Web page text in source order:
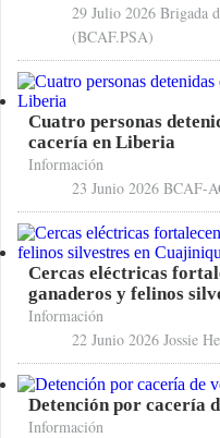
29 Julio 2026 Brigada
(BCAF.PSA)
Cuatro personas
cacería en Liberia
Información
23 Junio 2026 BCAF-
Cercas eléctricas
ganaderos y felinos
Información
22 Junio 2026 Jossie
Detención por cacería
Información